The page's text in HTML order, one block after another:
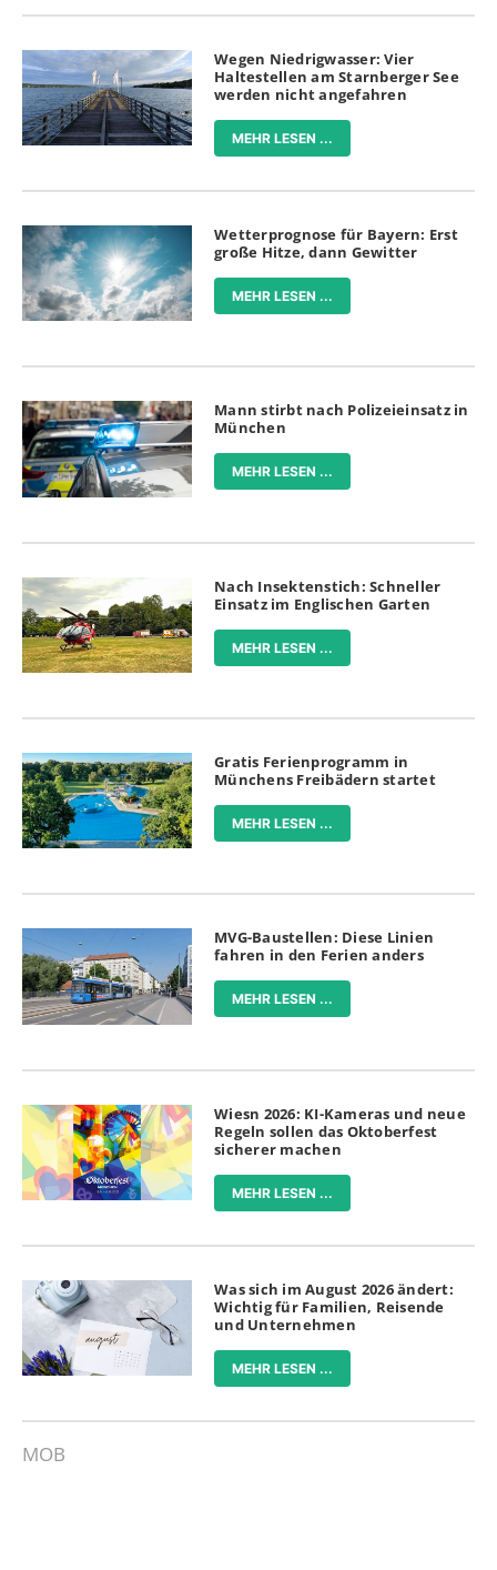
Wegen Niedrigwasser: Vier
Haltestellen am Starnberger See
werden nicht angefahren
MEHR LESEN ...
Wetterprognose für Bayern: Erst
große Hitze, dann Gewitter
MEHR LESEN ...
Mann stirbt nach Polizeieinsatz in
München
MEHR LESEN ...
Nach Insektenstich: Schneller
Einsatz im Englischen Garten
MEHR LESEN ...
Gratis Ferienprogramm in
Münchens Freibädern startet
MEHR LESEN ...
MVG-Baustellen: Diese Linien
fahren in den Ferien anders
MEHR LESEN ...
Wiesn 2026: KI-Kameras und neue
Regeln sollen das Oktoberfest
sicherer machen
MEHR LESEN ...
Was sich im August 2026 ändert:
Wichtig für Familien, Reisende
und Unternehmen
MEHR LESEN ...
MOB